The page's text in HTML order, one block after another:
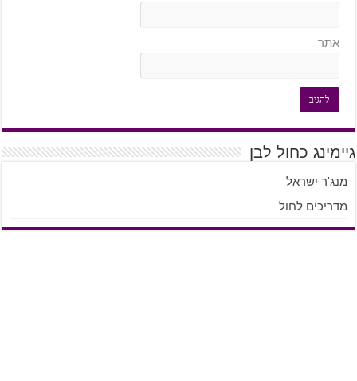
אתר
גיימינג כחול לבן
מנג'ר ישראל
מדריכים לחול